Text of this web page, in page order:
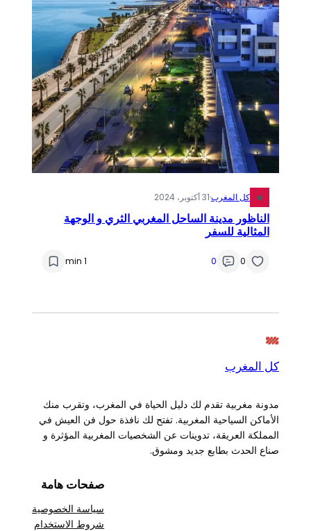
كل المغرب·31 أكتوبر، 2024
الناظور مدينة الساحل المغربي الثري و الوجهة
المثالية للسفر
0
0
1 min
كل المغرب
مدونة مغربية تقدم لك دليل الحياة في المغرب، وتقرب منك
الأماكن السياحية المغربية. تفتح لك نافذة حول فن العيش في
المملكة العريقة، تدوينات عن الشخصيات المغربية المؤثرة و
صناع الحدث بطابع جديد ومشوق.
صفحات هامة
سياسة الخصوصية
شروط الاستخدام